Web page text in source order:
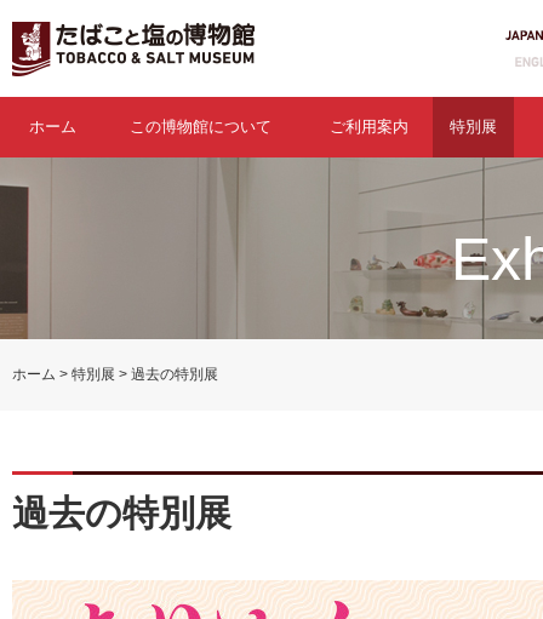
ホーム この博物館について ご利用案内 特別展
ホーム 特別展 過去の特別展
過去の特別展